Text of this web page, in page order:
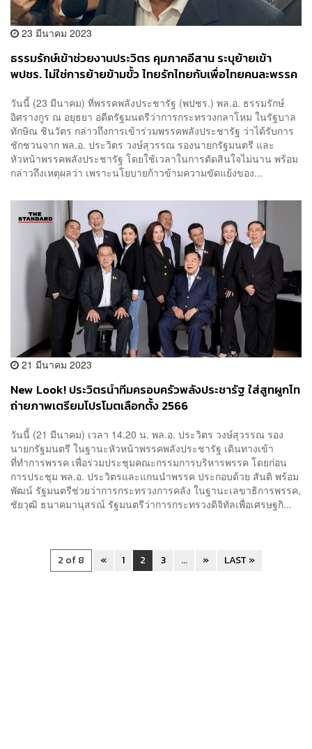
23 มีนาคม 2023
ธรรมรักษ์เข้าช่วยงานประวิตร คุมภาคอีสาน ระบุย้ายเข้า
พปชร. ไม่ใช่การย้ายข้ามขั้ว ไทยรักไทยกับเพื่อไทยคนละพรรค
วันนี้ (23 มีนาคม) ที่พรรคพลังประชารัฐ (พปชร.) พล.อ. ธรรมรักษ์
อิศรางกูร ณ อยุธยา อดีตรัฐมนตรีว่าการกระทรวงกลาโหม ในรัฐบาล
ทักษิณ​ ชินวัตร กล่าวถึงการเข้าร่วมพรรคพลังประชารัฐ ว่าได้รับการ
ชักชวนจาก พล.อ. ประวิตร วงษ์สุวรรณ รองนายกรัฐมนตรี และ
หัวหน้าพรรคพลังประชารัฐ โดยใช้เวลาในการตัดสินใจไม่นาน พร้อม
กล่าวถึงเหตุผลว่า เพราะนโยบายก้าวข้ามความขัดแย้งของ...
21 มีนาคม 2023
New Look! ประวิตรนำทีมครอบครัวพลังประชารัฐ ใส่สูทผูกไท
ถ่ายภาพเตรียมโปรโมตเลือกตั้ง 2566
วันนี้ (21 มีนาคม) เวลา 14.20 น. พล.อ. ประวิตร วงษ์สุวรรณ รอง
นายกรัฐมนตรี ในฐานะหัวหน้าพรรคพลังประชารัฐ เดินทางเข้า
ที่ทำการพรรค เพื่อร่วมประชุมคณะกรรมการบริหารพรรค โดยก่อน
การประชุม พล.อ. ประวิตรและแกนนำพรรค ประกอบด้วย สันติ พร้อม
พัฒน์ รัฐมนตรีช่วยว่าการกระทรวงการคลัง ในฐานะเลขาธิการพรรค,
ชัยวุฒิ ธนาคมานุสรณ์ รัฐมนตรีว่าการกระทรวงดิจิทัลเพื่อเศรษฐกิ...
2 of 8 « 1 2 3 ... » LAST »